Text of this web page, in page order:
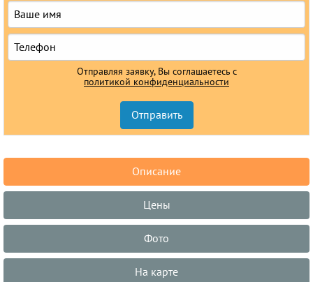
Отправляя заявку, Вы соглашаетесь с
политикой конфиденциальности
Описание
Цены
Фото
На карте